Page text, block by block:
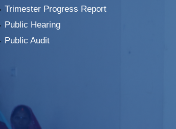
Trimester Progress Report
Public Hearing
Public Audit